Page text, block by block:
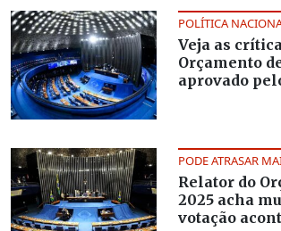
POLÍTICA
Veja as
Orçamento
aprovado
PODE ATRASAR
Relator do
2025 acha
votação